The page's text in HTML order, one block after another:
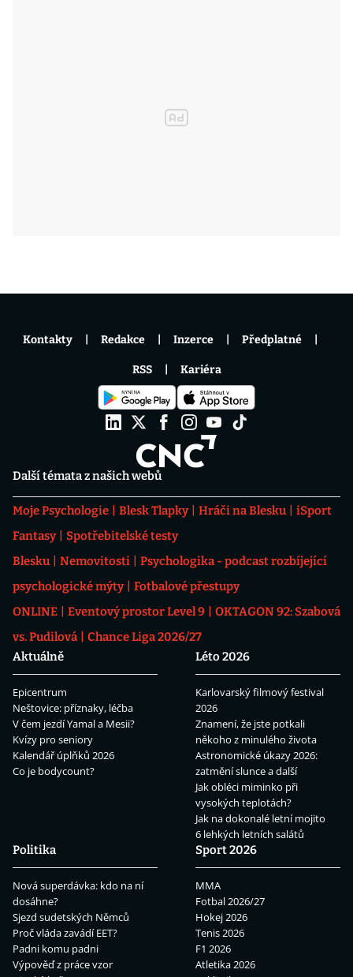
Další témata z našich webů
Moje Psychologie Blesk Tlapky Hráči na Blesku
iSport
Fantasy
Spotřebitelské testy
Blesku
Nemovitosti
Psychologika - podcast rozbíjející
psychologické mýty
Fotbalové přestupy
ONLINE
Eventový prostor Level 9
OKTAGON 92: Szabová
vs. Pudilová
Chance Liga 2026/27
Aktuálně
Epicentrum
Neštovice: příznaky, léčba
V čem jezdí Yamal a Mesii?
Kvízy pro seniory
Kalendář úplňků 2026
Co je bodycount?
Léto 2026
Karlovarský filmový festival
2026
Znamení, že jste potkali
někoho z minulého života
Astronomické úkazy 2026:
zatmění slunce a další
Jak obléci miminko při
vysokých teplotách?
Jak na dokonalé letní mojito
6 lehkých letních salátů
Politika
Nová superdávka: kdo na ní
dosáhne?
Sjezd sudetských Němců
Proč vláda zavádí EET?
Padni komu padni
Výpověď z práce vzor
Sport 2026
MMA
Fotbal 2026/27
Hokej 2026
Tenis 2026
F1 2026
Atletika 2026
Kontakty Redakce Inzerce Předplatné
RSS Kariéra